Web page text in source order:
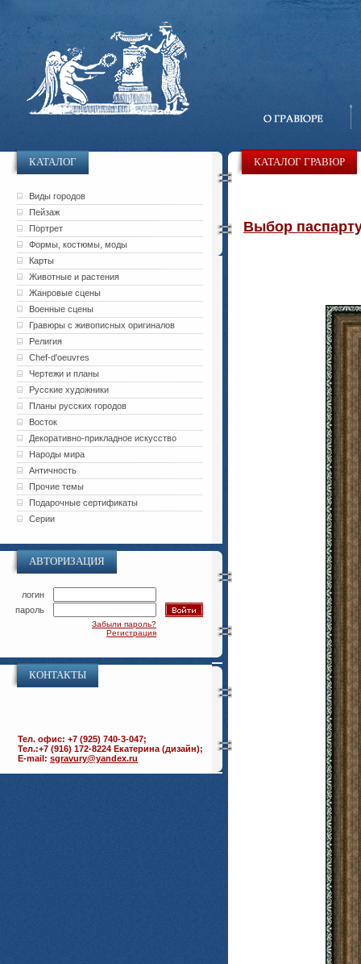
КАТАЛОГ
Виды городов
Пейзаж
Портрет
Формы, костюмы, моды
Карты
Животные и растения
Жанровые сцены
Военные сцены
Гравюры с живописных оригиналов
Религия
Chef-d'oeuvres
Чертежи и планы
Русские художники
Планы русских городов
Восток
Декоративно-прикладное искусство
Народы мира
Античность
Прочие темы
Подарочные сертификаты
Серии
АВТОРИЗАЦИЯ
логин
пароль
Забыли пароль?
Регистрация
КОНТАКТЫ
Тел. офис: +7 (925) 740-3-047;
Тел.:+7 (916) 172-8224 Екатерина (дизайн);
E-mail: sgravury@yandex.ru
КАТАЛОГ ГРАВЮР
Выбор